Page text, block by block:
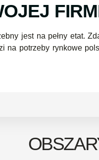
jest na pełny etat.
potrzeby rynkowe